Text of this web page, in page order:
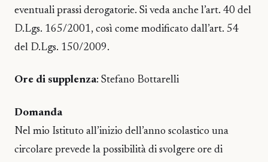
eventuali prassi derogatorie. Si veda anche l’art. 40 del
D.Lgs. 165/2001, così come modificato dall’art. 54
del D.Lgs. 150/2009.
Ore di supplenza: Stefano Bottarelli
Domanda
Nel mio Istituto all’inizio dell’anno scolastico una
circolare prevede la possibilità di svolgere ore di